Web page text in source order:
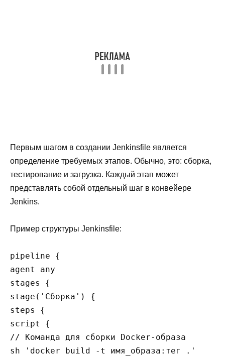
Первым шагом в создании Jenkinsfile является
определение требуемых этапов. Обычно, это: сборка,
тестирование и загрузка. Каждый этап может
представлять собой отдельный шаг в конвейере
Jenkins.
Пример структуры Jenkinsfile:
pipeline {
agent any
stages {
stage('Сборка') {
steps {
script {
// Команда для сборки Docker-образа
sh 'docker build -t имя_образа:тег .'